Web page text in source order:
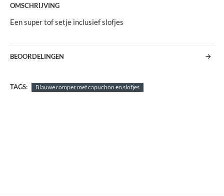
OMSCHRIJVING
Een super tof setje inclusief slofjes
BEOORDELINGEN
TAGS: Blauwe romper met capuchon en slofjes